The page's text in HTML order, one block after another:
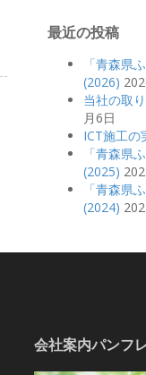
最近の投稿
「青森県
(2026)
当社の取
月6日
ICT施工の
「青森県
(2025)
「青森県
(2024)
会社案内パンフ